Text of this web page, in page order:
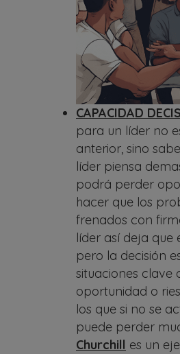
CAPACIDAD
para un líder no
anterior, sino
líder piensa
podrá perder
hacer que los
frenados con
líder así deja que
pero la decisión
situaciones clave
oportunidad o
los que si no se
puede perder
Churchill es un